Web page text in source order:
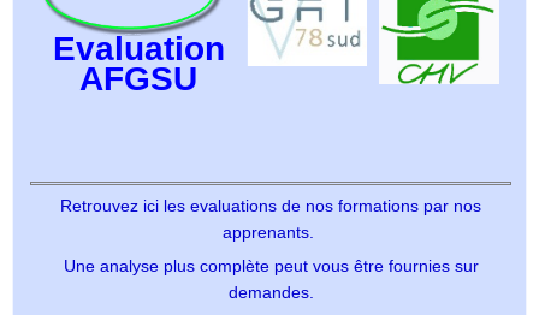
Evaluation
AFGSU
Retrouvez ici les evaluations de nos formations par nos
apprenants.
Une analyse plus complète peut vous être fournies sur
demandes.